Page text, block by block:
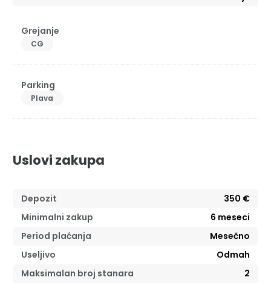
Grejanje
CG
Parking
Plava
Uslovi zakupa
Depozit
350 €
Minimalni zakup
6 meseci
Period plaćanja
Mesečno
Useljivo
Odmah
Maksimalan broj stanara
2